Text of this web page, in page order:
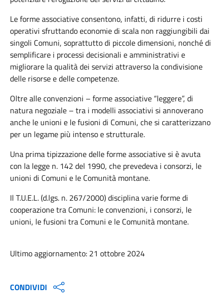
Le forme associative consentono, infatti, di ridurre i costi
operativi sfruttando economie di scala non raggiungibili dai
singoli Comuni, soprattutto di piccole dimensioni, nonché di
semplificare i processi decisionali e amministrativi e
migliorare la qualità dei servizi attraverso la condivisione
delle risorse e delle competenze.
Oltre alle convenzioni – forme associative “leggere”, di
natura negoziale – tra i modelli associativi si annoverano
anche le unioni e le fusioni di Comuni, che si caratterizzano
per un legame più intenso e strutturale.
Una prima tipizzazione delle forme associative si è avuta
con la legge n. 142 del 1990, che prevedeva i consorzi, le
unioni di Comuni e le Comunità montane.
Il T.U.E.L. (d.lgs. n. 267/2000) disciplina varie forme di
cooperazione tra Comuni: le convenzioni, i consorzi, le
unioni, le fusioni tra Comuni e le Comunità montane.
Ultimo aggiornamento: 21 ottobre 2024
CONDIVIDI